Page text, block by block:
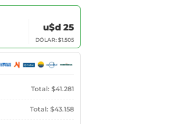
u$d 25
DÓLAR: $1.505
Total: $41.281
Total: $43.158